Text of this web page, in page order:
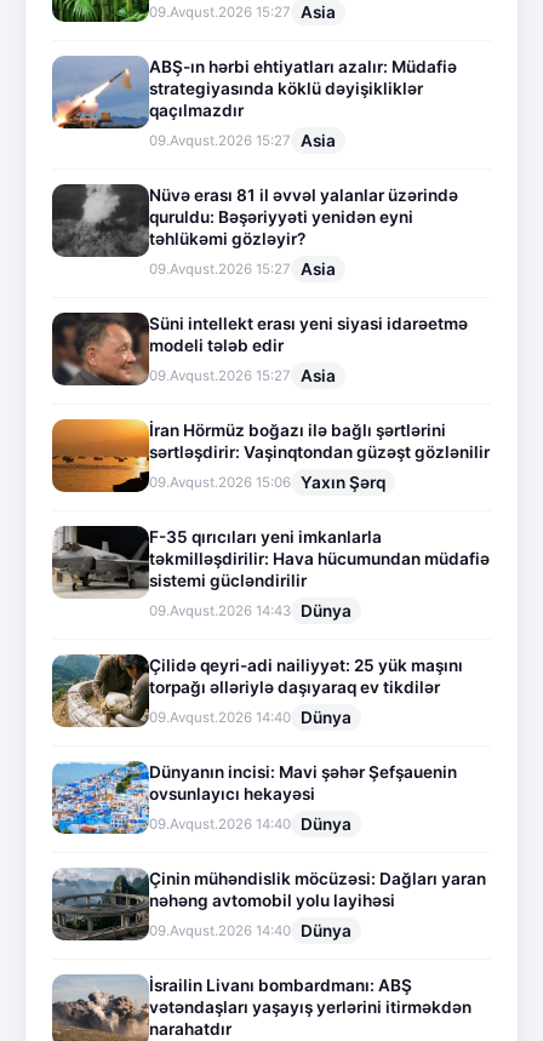
09.Avqust.2026 15:27 Asia
ABŞ-ın hərbi ehtiyatları azalır: Müdafiə
strategiyasında köklü dəyişikliklər
qaçılmazdır
09.Avqust.2026 15:27 Asia
Nüvə erası 81 il əvvəl yalanlar üzərində
quruldu: Bəşəriyyəti yenidən eyni
təhlükəmi gözləyir?
09.Avqust.2026 15:27 Asia
Süni intellekt erası yeni siyasi idarəetmə
modeli tələb edir
09.Avqust.2026 15:27 Asia
İran Hörmüz boğazı ilə bağlı şərtlərini
sərtləşdirir: Vaşinqtondan güzəşt gözlənilir
09.Avqust.2026 15:06 Yaxın Şərq
F-35 qırıcıları yeni imkanlarla
təkmilləşdirilir: Hava hücumundan müdafiə
sistemi gücləndirilir
09.Avqust.2026 14:43 Dünya
Çilidə qeyri-adi nailiyyət: 25 yük maşını
torpağı əlləriylə daşıyaraq ev tikdilər
09.Avqust.2026 14:40 Dünya
Dünyanın incisi: Mavi şəhər Şefşauenin
ovsunlayıcı hekayəsi
09.Avqust.2026 14:40 Dünya
Çinin mühəndislik möcüzəsi: Dağları yaran
nəhəng avtomobil yolu layihəsi
09.Avqust.2026 14:40 Dünya
İsrailin Livanı bombardmanı: ABŞ
vətəndaşları yaşayış yerlərini itirməkdən
narahatdır